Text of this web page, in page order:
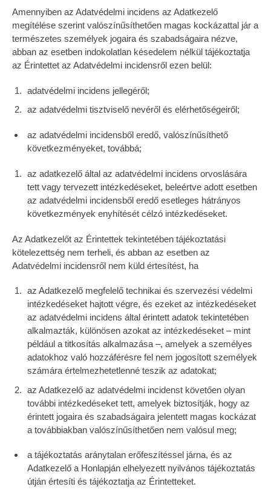
Amennyiben az Adatvédelmi incidens az Adatkezelő
megítélése szerint valószínűsíthetően magas kockázattal jár a
természetes személyek jogaira és szabadságaira nézve,
abban az esetben indokolatlan késedelem nélkül tájékoztatja
az Érintettet az Adatvédelmi incidensről ezen belül:
adatvédelmi incidens jellegéről;
az adatvédelmi tisztviselő nevéről és elérhetőségeiről;
az adatvédelmi incidensből eredő, valószínűsíthető
következményeket, továbbá;
az adatkezelő által az adatvédelmi incidens orvoslására
tett vagy tervezett intézkedéseket, beleértve adott esetben
az adatvédelmi incidensből eredő esetleges hátrányos
következmények enyhítését célzó intézkedéseket.
Az Adatkezelőt az Érintettek tekintetében tájékoztatási
kötelezettség nem terheli, és abban az esetben az
Adatvédelmi incidensről nem küld értesítést, ha
az Adatkezelő megfelelő technikai és szervezési védelmi
intézkedéseket hajtott végre, és ezeket az intézkedéseket
az adatvédelmi incidens által érintett adatok tekintetében
alkalmazták, különösen azokat az intézkedéseket – mint
például a titkosítás alkalmazása –, amelyek a személyes
adatokhoz való hozzáférésre fel nem jogosított személyek
számára értelmezhetetlenné teszik az adatokat;
az Adatkezelő az adatvédelmi incidenst követően olyan
további intézkedéseket tett, amelyek biztosítják, hogy az
érintett jogaira és szabadságaira jelentett magas kockázat
a továbbiakban valószínűsíthetően nem valósul meg;
a tájékoztatás aránytalan erőfeszítéssel járna, és az
Adatkezelő a Honlapján elhelyezett nyilvános tájékoztatás
útján értesíti és tájékoztatja az Érintetteket.